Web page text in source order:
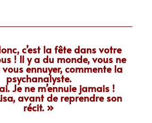
c’est la fête dans votre
! Il y a du monde, vous ne
ennuyer, commente la
psychanalyste.
Je ne m’ennuie jamais !
avant de reprendre son
récit. »